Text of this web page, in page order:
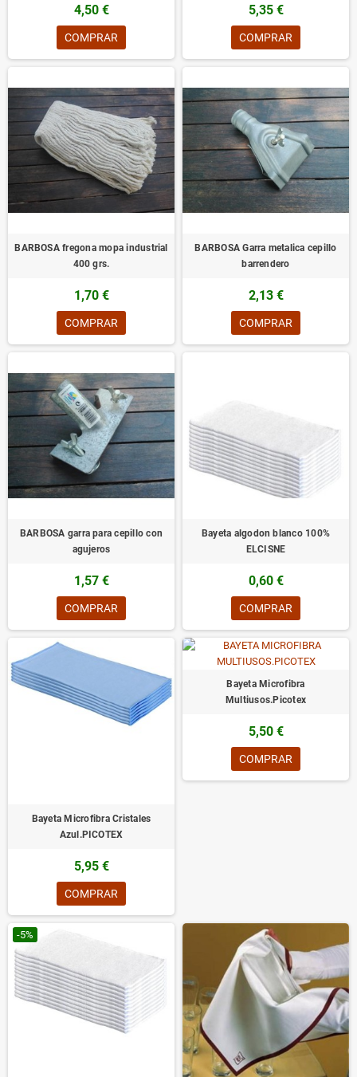
4,50 €
COMPRAR
5,35 €
COMPRAR
BARBOSA fregona mopa industrial
400 grs.
1,70 €
COMPRAR
BARBOSA Garra metalica cepillo
barrendero
2,13 €
COMPRAR
BARBOSA garra para cepillo con
agujeros
1,57 €
COMPRAR
Bayeta algodon blanco 100%
ELCISNE
0,60 €
COMPRAR
Bayeta Microfibra Cristales
Azul.PICOTEX
5,95 €
COMPRAR
Bayeta Microfibra
Multiusos.Picotex
5,50 €
COMPRAR
-5%